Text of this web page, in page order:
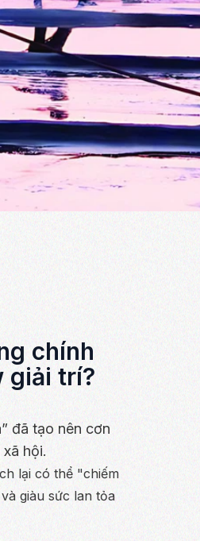
chính
giải trí?
đã tạo nên cơn
hội.
lại có thể "chiếm
giàu sức lan tỏa